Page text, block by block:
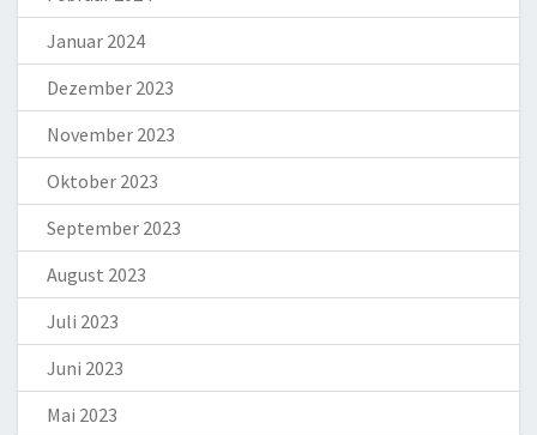
Januar 2024
Dezember 2023
November 2023
Oktober 2023
September 2023
August 2023
Juli 2023
Juni 2023
Mai 2023